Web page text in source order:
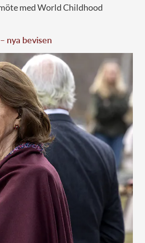
med World Childhood
nya bevisen